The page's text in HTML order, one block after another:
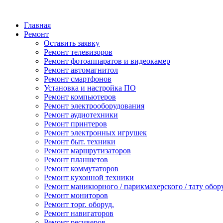
Главная
Ремонт
Оставить заявку
Ремонт телевизоров
Ремонт фотоаппаратов и видеокамер
Ремонт автомагнитол
Ремонт смартфонов
Установка и настройка ПО
Ремонт компьютеров
Ремонт электрооборудования
Ремонт аудиотехники
Ремонт принтеров
Ремонт электронных игрушек
Ремонт быт. техники
Ремонт маршрутизаторов
Ремонт планшетов
Ремонт коммутаторов
Ремонт кухонной техники
Ремонт маникюрного / парикмахерского / тату
Ремонт мониторов
Ремонт торг. оборуд.
Ремонт навигаторов